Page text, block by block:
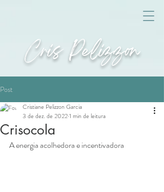
Cris Pelizzon
Post
Crisocola
Cristiane Pelizzon Garcia
3 de dez. de 20221 min de leitura
A energia acolhedora e incentivadora